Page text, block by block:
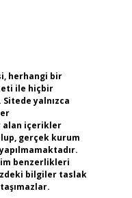
herhangi bir
ile hiçbir
yalnızca
alan içerikler
gerçek kurum
benzerlikleri
bilgiler taslak